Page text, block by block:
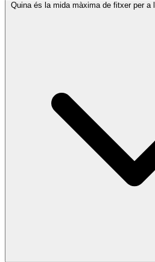
Quina és la mida màxima de fitxer per a